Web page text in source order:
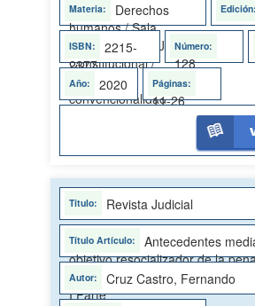
Derechos
humanos / Sala
Constitucional / Juez
Constitucional /
Control de
convencionalidad
2215-
2377
128
2020
11-26
Revista Judicial
Antecedentes
objetivo resocializador de la
libertad. Algunos clásicos del
I Parte
Cruz Castro, Fernando